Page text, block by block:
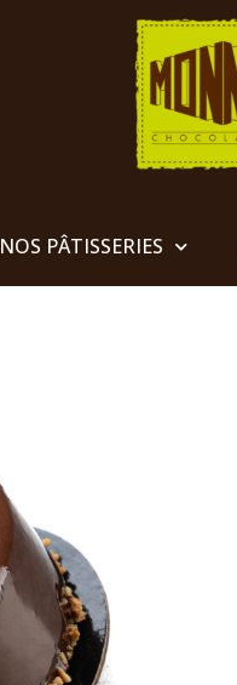
NOS PÂTISSERIES